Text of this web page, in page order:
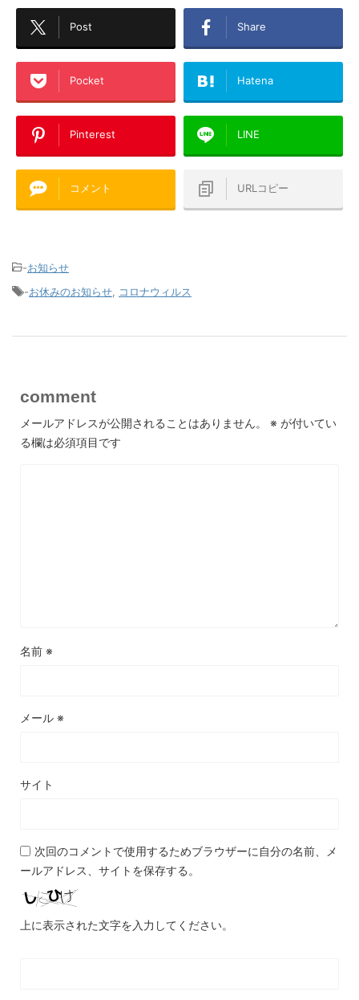
Post Share
Pocket Hatena
Pinterest LINE
コメント URLコピー
-お知らせ
-お休みのお知らせ コロナウィルス
comment
メールアドレスが公開されることはありません。 ※ が付いてい
る欄は必須項目です
名前 ※
メール ※
サイト
次回のコメントで使用するためブラウザーに自分の名前、メ
ールアドレス、サイトを保存する。
上に表示された文字を入力してください。